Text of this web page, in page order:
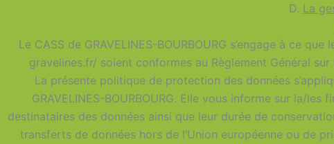
D. La
Le CASS de GRAVELINES-BOURBOURG s’engage à ce
gravelines.fr/ soient conformes au Règlement Général
La présente politique de protection des données
GRAVELINES-BOURBOURG. Elle vous informe sur la/
destinataires des données ainsi que leur durée de
transferts de données hors de l’Union européenne ou de